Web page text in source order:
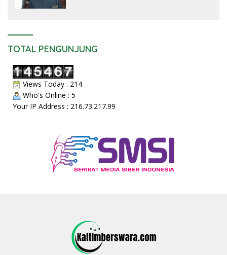
TOTAL PENGUNJUNG
Views Today : 214
Who's Online : 5
Your IP Address : 216.73.217.99